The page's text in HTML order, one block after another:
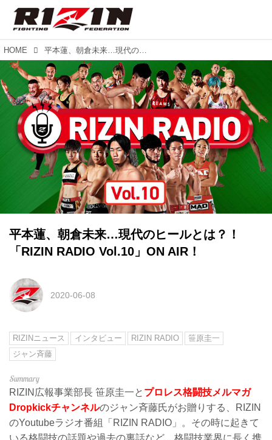
HOME 平本蓮、朝倉未来…現代のヒールとは？！「RIZIN RADIO Vol.10」ON AIR！
平本蓮、朝倉未来…現代のヒールとは？！
「RIZIN RADIO Vol.10」ON AIR！
2020-06-08
RIZINニュース インタビュー RIZIN RADIO
笹原圭一
ジャン斉藤
RIZIN広報事業部長 笹原圭一と プロレス格闘技メルマガ
Dropkickチャンネルのジャン斉藤氏がお贈りする、RIZIN
のYoutubeラジオ番組「RIZIN RADIO」。その時に起きて
いる格闘技の話題や過去の裏話など、格闘技業界に長く携